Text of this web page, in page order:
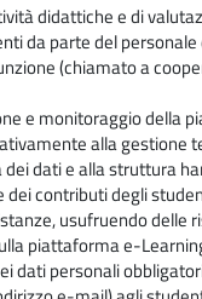
didattiche e di
da parte del
(chiamato a
e monitoraggio della
alla gestione
dati e alla struttura
dei contributi degli
usufruendo delle
piattaforma e-
dati personali